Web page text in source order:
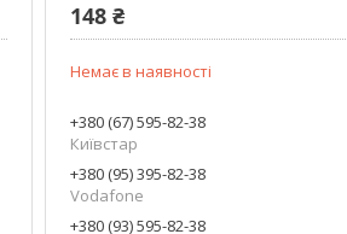
148 ₴
Немає в наявності
+380 (67) 595-82-38
Київстар
+380 (95) 395-82-38
Vodafone
+380 (93) 595-82-38